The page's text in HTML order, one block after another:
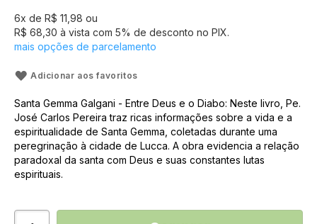
6x de R$ 11,98 ou
R$ 68,30 à vista com 5% de desconto no PIX.
mais opções de parcelamento
Adicionar aos favoritos
Santa Gemma Galgani - Entre Deus e o Diabo: Neste livro, Pe.
José Carlos Pereira traz ricas informações sobre a vida e a
espiritualidade de Santa Gemma, coletadas durante uma
peregrinação à cidade de Lucca. A obra evidencia a relação
paradoxal da santa com Deus e suas constantes lutas
espirituais.